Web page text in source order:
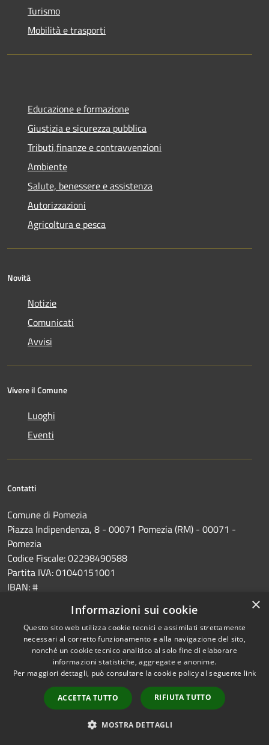
Turismo
Mobilità e trasporti
Educazione e formazione
Giustizia e sicurezza pubblica
Tributi,finanze e contravvenzioni
Ambiente
Salute, benessere e assistenza
Autorizzazioni
Agricoltura e pesca
Novità
Notizie
Comunicati
Avvisi
Vivere il Comune
Luoghi
Eventi
Contatti
Comune di Pomezia
Piazza Indipendenza, 8 - 00071 Pomezia (RM) - 00071 -
Pomezia
Codice Fiscale: 02298490588
Partita IVA: 01040151001
IBAN: #
protocollo@pec.comune.pomezia.rm.it
Centralino Unico: 06 911461
Prenotazione appuntamento
Segnalazione disservizio
×
Informazioni sui cookie
Questo sito web utilizza cookie tecnici e assimilati strettamente
necessari al corretto funzionamento e alla navigazione del sito,
nonché un cookie tecnico analitico al solo fine di elaborare
informazioni statistiche, aggregate e anonime.
Per maggiori dettagli, può consultare la cookie policy al seguente link
ACCETTA TUTTO RIFIUTA TUTTO
MOSTRA DETTAGLI